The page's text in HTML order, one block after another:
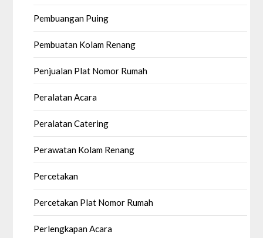
Pembuangan Puing
Pembuatan Kolam Renang
Penjualan Plat Nomor Rumah
Peralatan Acara
Peralatan Catering
Perawatan Kolam Renang
Percetakan
Percetakan Plat Nomor Rumah
Perlengkapan Acara